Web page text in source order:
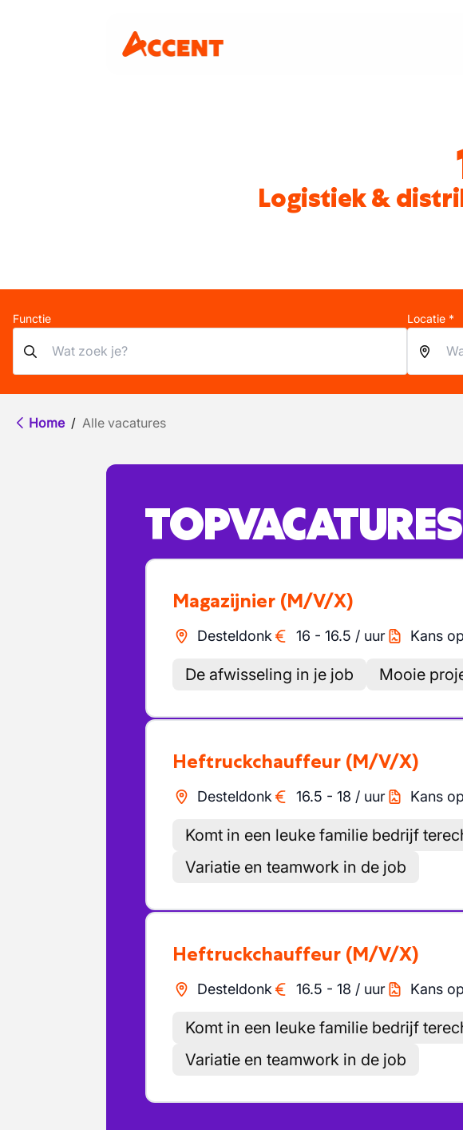
Logistiek &
Functie Locatie *
Home / Alle vacatures
Magazijnier (M/V/X)
Desteldonk 16 - 16.5 / uur Kans
De afwisseling in je job Mooie
Heftruckchauffeur (M/V/X)
Desteldonk 16.5 - 18 / uur Kans
Komt in een leuke familie bedrijf
Variatie en teamwork in de job
Heftruckchauffeur (M/V/X)
Desteldonk 16.5 - 18 / uur Kans
Komt in een leuke familie bedrijf
Variatie en teamwork in de job